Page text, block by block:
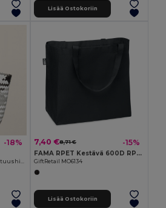
Lisää Ostokoriin
-18%
Rantakassi, Suuri Tilavuus, Pituushihnat, PVC-Paikka COAST
7,40 €8,71 € -15%
FAMA RPET Kestävä 600D RPET Iso Ostoskassi
GiftRetail MO6134
Lisää Ostokoriin